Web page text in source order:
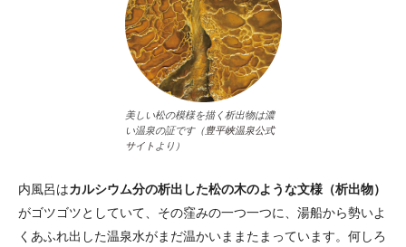
美しい松の模様を描く析出物は濃
い温泉の証です（豊平峡温泉公式
サイト より）
内風呂はカルシウム分の析出した松の木のような文様（析出物）
がゴツゴツとしていて、その窪みの一つ一つに、湯船から勢いよ
くあふれ出した温泉水がまだ温かいままたまっています。何しろ